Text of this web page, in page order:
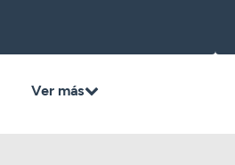
Ver más